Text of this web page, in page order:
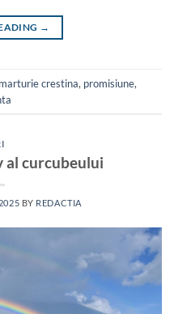
→
marturie crestina, promisiune,
curcubeului
BY REDACTIA